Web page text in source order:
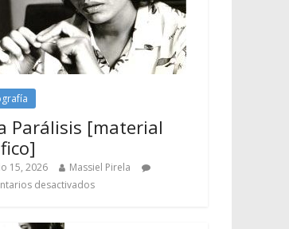
Parálisis [material
15, 2026
Massiel Pirela
desactivados